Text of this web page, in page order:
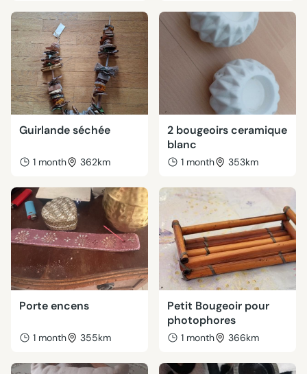
Guirlande séchée
1 month 362km
2 bougeoirs ceramique
blanc
1 month 353km
Porte encens
1 month 355km
Petit Bougeoir pour
photophores
1 month 366km